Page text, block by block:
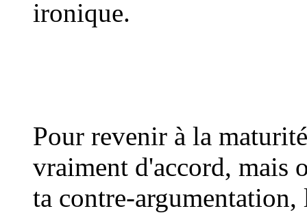
ironique.
Pour revenir à la
vraiment d'accord, mais
ta contre-argumentation,